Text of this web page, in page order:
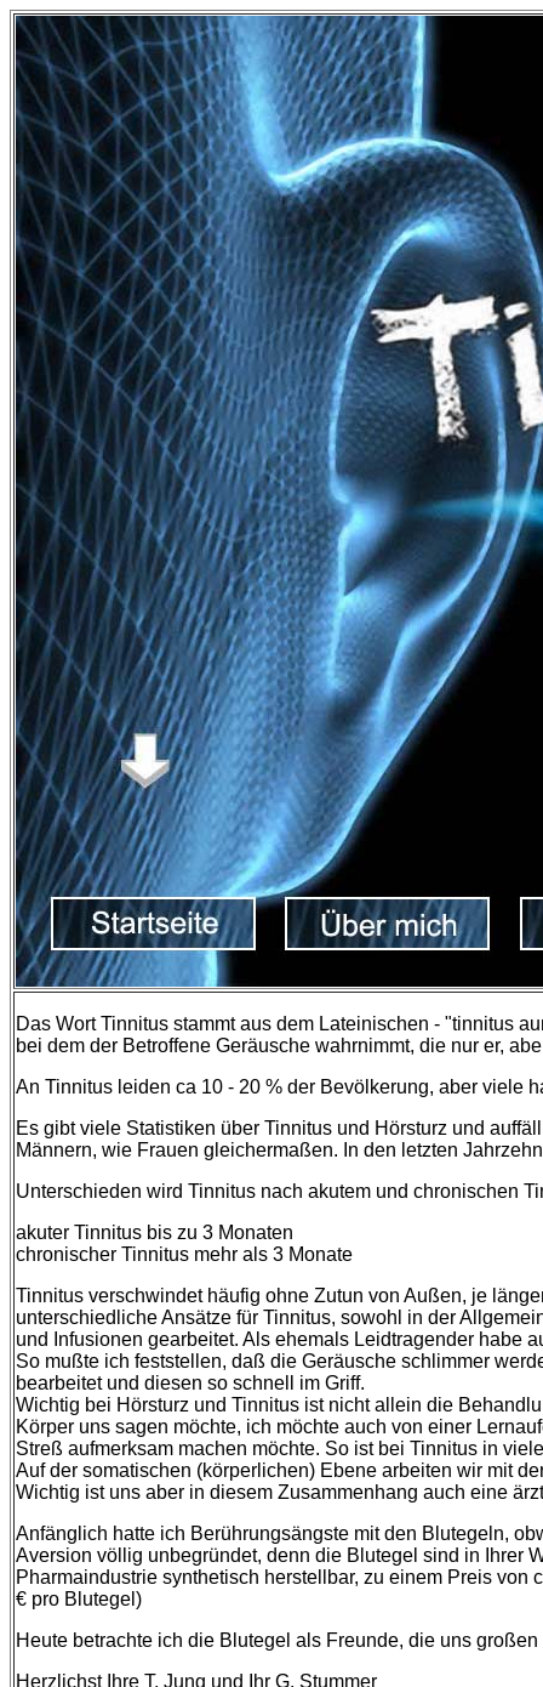
Das Wort Tinnitus stammt aus dem Lateinischen - "tinnitus
bei dem der Betroffene Geräusche wahrnimmt, die nur er,
An Tinnitus leiden ca 10 - 20 % der Bevölkerung, aber viele
Es gibt viele Statistiken über Tinnitus und Hörsturz und
Männern, wie Frauen gleichermaßen. In den letzten
Unterschieden wird Tinnitus nach akutem und chronischen
akuter Tinnitus bis zu 3 Monaten
chronischer Tinnitus mehr als 3 Monate
Tinnitus verschwindet häufig ohne Zutun von Außen, je
unterschiedliche Ansätze für Tinnitus, sowohl in der
und Infusionen gearbeitet. Als ehemals Leidtragender habe
So mußte ich feststellen, daß die Geräusche schlimmer
bearbeitet und diesen so schnell im Griff.
Wichtig bei Hörsturz und Tinnitus ist nicht allein die
Körper uns sagen möchte, ich möchte auch von einer
Streß aufmerksam machen möchte. So ist bei Tinnitus in
Auf der somatischen (körperlichen) Ebene arbeiten wir mit
Wichtig ist uns aber in diesem Zusammenhang auch eine
Anfänglich hatte ich Berührungsängste mit den Blutegeln,
Aversion völlig unbegründet, denn die Blutegel sind in Ihrer
Pharmaindustrie synthetisch herstellbar, zu einem Preis
€ pro Blutegel)
Heute betrachte ich die Blutegel als Freunde, die uns
Herzlichst Ihre T. Jung und Ihr G. Stummer